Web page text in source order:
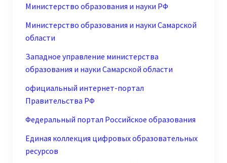
Министерство образования и науки РФ
Министерство образования и науки Самарской
области
Западное управление министерства
образования и науки Самарской области
официальный интернет-портал
Правительства РФ
Федеральный портал Российское образования
Единая коллекция цифровых образовательных
ресурсов